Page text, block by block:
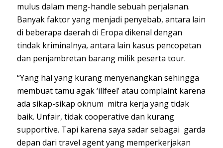
mulus dalam meng-handle sebuah perjalanan.
Banyak faktor yang menjadi penyebab, antara lain
di beberapa daerah di Eropa dikenal dengan
tindak kriminalnya, antara lain kasus pencopetan
dan penjambretan barang milik peserta tour.
“Yang hal yang kurang menyenangkan sehingga
membuat tamu agak ‘illfeel’ atau complaint karena
ada sikap-sikap oknum mitra kerja yang tidak
baik. Unfair, tidak cooperative dan kurang
supportive. Tapi karena saya sadar sebagai garda
depan dari travel agent yang memperkerjakan